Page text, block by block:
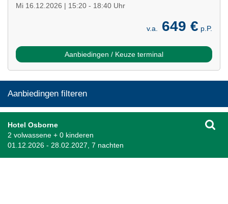
Mi 16.12.2026 | 15:20 - 18:40 Uhr
v.a. 649 € p.P.
Aanbiedingen / Keuze terminal
Aanbiedingen filteren
Hotel Osborne
2 volwassene + 0 kinderen
01.12.2026 - 28.02.2027, 7 nachten